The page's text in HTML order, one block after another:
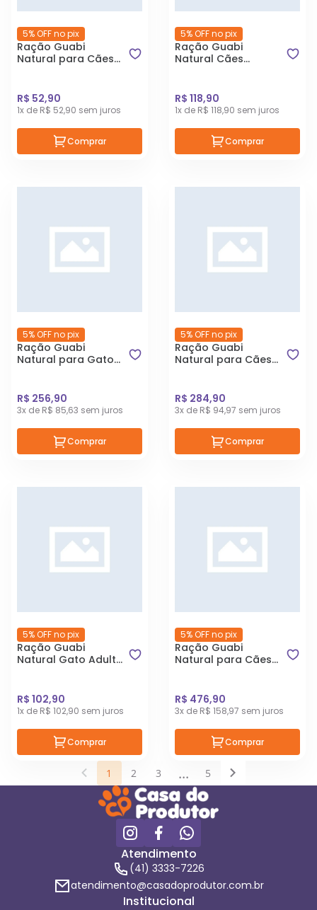
5% OFF no pix
Ração Guabi
Natural para Cães
Sabor Frango e
Arroz Integral 1kg
R$ 52,90
1x de R$ 52,90 sem juros
Comprar
5% OFF no pix
Ração Guabi
Natural Cães
Aveia 2,5Kg
R$ 118,90
1x de R$ 118,90 sem juros
Comprar
5% OFF no pix
Ração Guabi
Natural para Gatos
7,5kg
R$ 256,90
3x de R$ 85,63 sem juros
Comprar
5% OFF no pix
Ração Guabi
Natural para Cães
Cordeiro e Aveia
12kg
R$ 284,90
3x de R$ 94,97 sem juros
Comprar
5% OFF no pix
Ração Guabi
Natural Gato Adulto
R$ 102,90
1x de R$ 102,90 sem juros
Comprar
5% OFF no pix
Ração Guabi
Natural para Cães
Sabor Frango e
Arroz Integral 20kg
R$ 476,90
3x de R$ 158,97 sem juros
Comprar
1 2 3 ... 5
Atendimento
(41) 3333-7226
atendimento@casadoprodutor.com.br
Institucional